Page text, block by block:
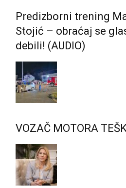
Predizborni trening
Stojić – obraćaj se
debili! (AUDIO)
VOZAČ MOTORA